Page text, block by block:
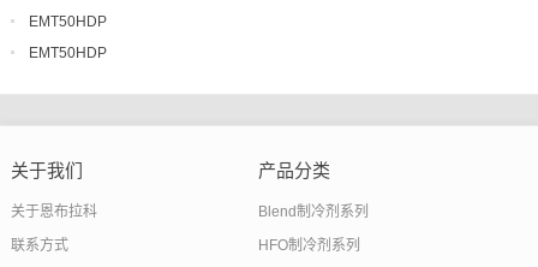
EMT50HDP
EMT50HDP
关于我们
关于恩布拉科
联系方式
产品分类
Blend制冷剂系列
HFO制冷剂系列